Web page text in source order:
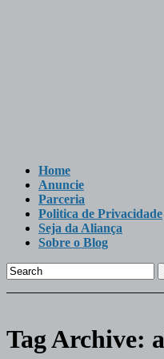
Home
Anuncie
Parceria
Politica de Privacidade
Seja da Aliança
Sobre o Blog
Tag Archive: